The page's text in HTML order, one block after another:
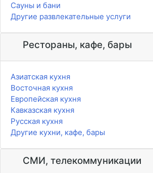
Сауны и бани
Другие развлекательные услуги
Рестораны, кафе, бары
Азиатская кухня
Восточная кухня
Европейская кухня
Кавказская кухня
Русская кухня
Другие кухни, кафе, бары
СМИ, телекоммуникации